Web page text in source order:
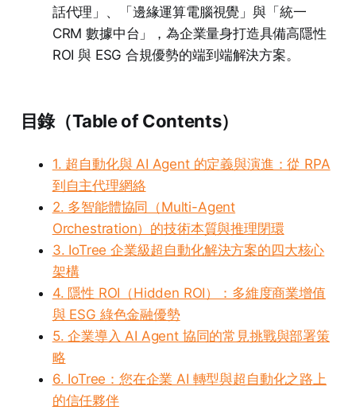
話代理」、「邊緣運算電腦視覺」與「統一
CRM 數據中台」，為企業量身打造具備高隱性
ROI 與 ESG 合規優勢的端到端解決方案。
目錄（Table of Contents）
1. 超自動化與 AI Agent 的定義與演進：從 RPA
到自主代理網絡
2. 多智能體協同（Multi-Agent
Orchestration）的技術本質與推理閉環
3. IoTree 企業級超自動化解決方案的四大核心
架構
4. 隱性 ROI（Hidden ROI）：多維度商業增值
與 ESG 綠色金融優勢
5. 企業導入 AI Agent 協同的常見挑戰與部署策
略
6. IoTree：您在企業 AI 轉型與超自動化之路上
的信任夥伴